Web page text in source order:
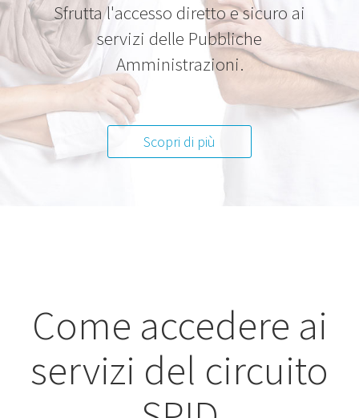
Sfrutta l'accesso diretto e sicuro ai
servizi delle Pubbliche
Amministrazioni.
Scopri di più
Come accedere ai
servizi del circuito